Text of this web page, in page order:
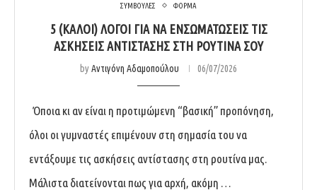
ΣΥΜΒΟΥΛΕΣ ΦΟΡΜΑ
5 (ΚΑΛΟΊ) ΛΌΓΟΙ ΓΙΑ ΝΑ ΕΝΣΩΜΑΤΏΣΕΙΣ ΤΙΣ
ΑΣΚΉΣΕΙΣ ΑΝΤΊΣΤΑΣΗΣ ΣΤΗ ΡΟΥΤΊΝΑ ΣΟΥ
byΑντιγόνη Αδαμοπούλου 06/07/2026
Όποια κι αν είναι η προτιμώμενη “βασική” προπόνηση,
όλοι οι γυμναστές επιμένουν στη σημασία του να
εντάξουμε τις ασκήσεις αντίστασης στη ρουτίνα μας.
Μάλιστα διατείνονται πως για αρχή, ακόμη …